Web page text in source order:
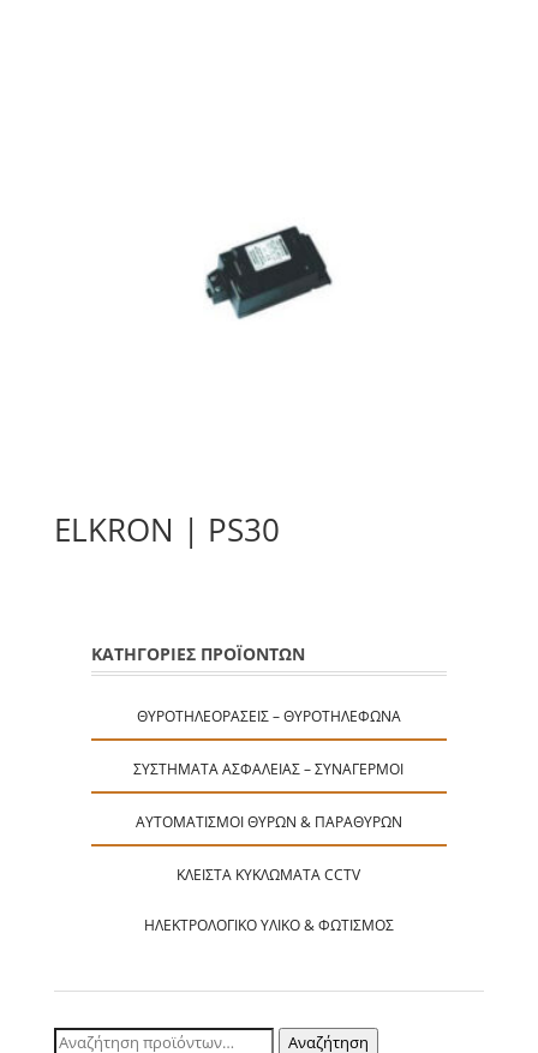
ELKRON | PS30
ΚΑΤΗΓΟΡΙΕΣ ΠΡΟΪΟΝΤΩΝ
ΘΥΡΟΤΗΛΕΟΡΆΣΕΙΣ – ΘΥΡΟΤΗΛΈΦΩΝΑ
ΣΥΣΤΉΜΑΤΑ ΑΣΦΑΛΕΊΑΣ – ΣΥΝΑΓΕΡΜΟΊ
ΑΥΤΟΜΑΤΙΣΜΟΊ ΘΥΡΏΝ & ΠΑΡΑΘΎΡΩΝ
ΚΛΕΙΣΤΆ ΚΥΚΛΏΜΑΤΑ CCTV
ΗΛΕΚΤΡΟΛΟΓΙΚΌ ΥΛΙΚΌ & ΦΩΤΙΣΜΌΣ
Αναζήτηση Αναζήτηση